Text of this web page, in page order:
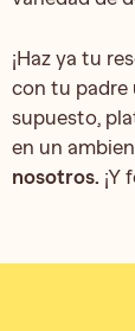
¡Haz ya tu
con tu padre
supuesto,
en un
nosotros. ¡Y